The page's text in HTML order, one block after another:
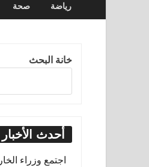
رياضة صحة
خانة البحث
أحدث الأخبار
اجتمع وزراء